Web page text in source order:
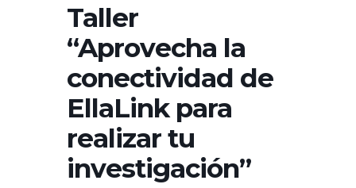
Taller
“Aprovecha la
conectividad de
EllaLink para
realizar tu
investigación”